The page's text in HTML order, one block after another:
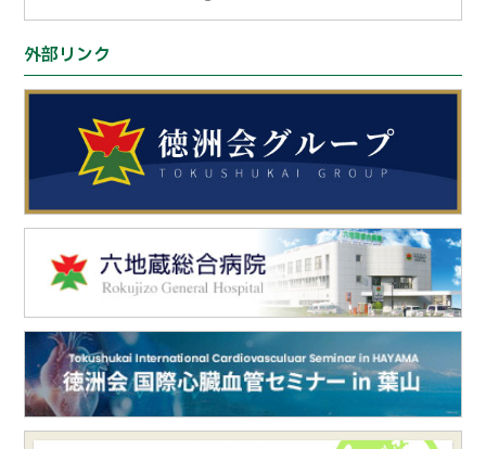
外部リンク